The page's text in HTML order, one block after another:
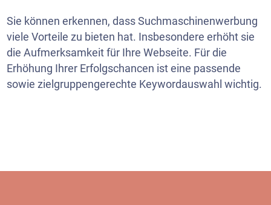
Sie können erkennen, dass Suchmaschinenwerbung
viele Vorteile zu bieten hat. Insbesondere erhöht sie
die Aufmerksamkeit für Ihre Webseite. Für die
Erhöhung Ihrer Erfolgschancen ist eine passende
sowie zielgruppengerechte Keywordauswahl wichtig.